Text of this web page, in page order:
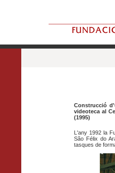
Construcció
videoteca al
(1995)
L'any 1992 la
São Félix do
tasques de